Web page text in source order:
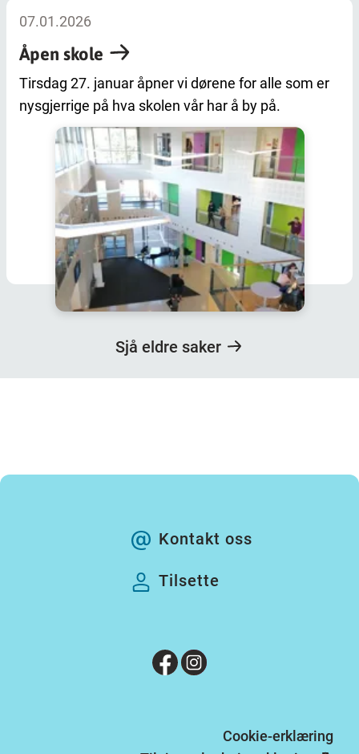
07.01.2026
Åpen skole
Tirsdag 27. januar åpner vi dørene for alle som er
nysgjerrige på hva skolen vår har å by på.
Sjå eldre saker
Kontakt oss
Tilsette
Cookie-erklæring